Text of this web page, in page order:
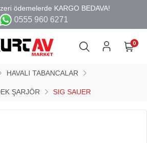
0555 960 6271
0
HAVALI TABANCALAR
ŞARJÖR SIG SAUER